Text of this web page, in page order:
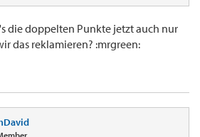
die doppelten Punkte jetzt auch nur
das reklamieren? :mrgreen: